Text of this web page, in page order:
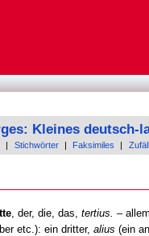
Kleines deutsch-
Stichwörter Faksimiles
, der, die, das, tertius. –
etc.): ein dritter, alius (ein